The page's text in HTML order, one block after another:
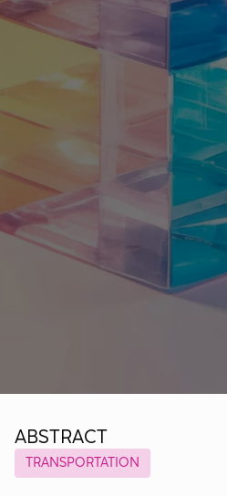
ABSTRACT
TRANSPORTATION